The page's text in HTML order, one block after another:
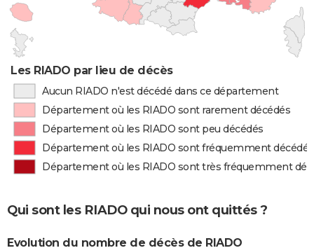
Les RIADO par lieu de décès
Aucun RIADO n'est décédé dans ce département
Département où les RIADO sont rarement décédés
Département où les RIADO sont peu décédés
Département où les RIADO sont fréquemment décédés
Département où les RIADO sont très fréquemment
Qui sont les RIADO qui nous ont quittés ?
Evolution du nombre de décès de RIADO